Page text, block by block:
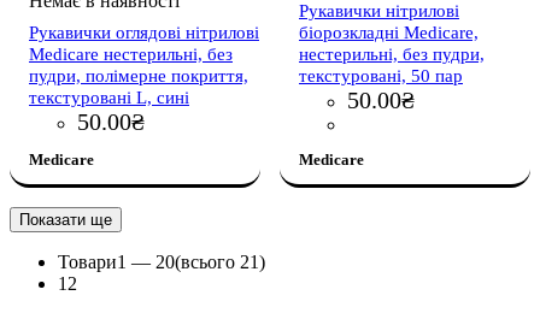
Рукавички оглядові нітрилові
Medicare нестерильні, без
пудри, полімерне покриття,
текстуровані L, сині
50.00₴
Medicare
Рукавички нітрилові
біорозкладні Medicare,
нестерильні, без пудри,
текстуровані, 50 пар
50.00₴
Medicare
Показати ще
Товари1 — 20(всього 21)
1 2